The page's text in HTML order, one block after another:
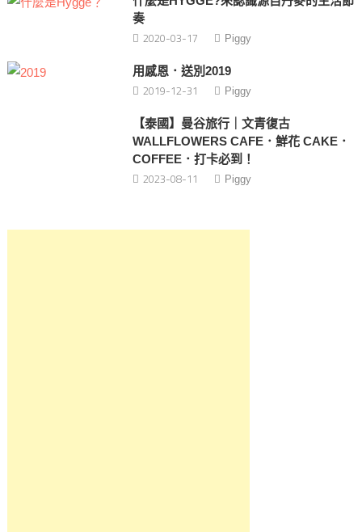
奏
2020-03-17 Piggy
用感恩．送別2019
2019-12-31 Piggy
【泰國】曼谷旅行｜文青復古
WALLFLOWERS CAFE．鮮花 CAKE．
COFFEE．打卡必到！
2023-08-11 Piggy